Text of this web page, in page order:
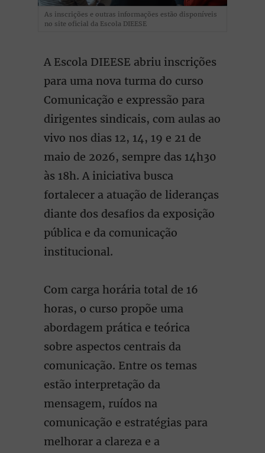
As inscrições e outras informações estão disponíveis
no site oficial da Escola DIEESE
A Escola DIEESE abriu inscrições
para uma nova turma do curso
Comunicação e expressão para
dirigentes sindicais, com aulas ao
vivo nos dias 12, 14, 19 e 21 de
maio de 2026, sempre das 14h30
às 18h. A iniciativa busca
fortalecer a atuação de lideranças
diante dos desafios da exposição
pública e da comunicação
institucional.
Com carga horária total de 16
horas, o curso propõe uma
abordagem prática e teórica
sobre aspectos centrais da
comunicação. Entre os temas
estão interpretação da
mensagem, ruídos na
comunicação e estratégias para
melhorar a clareza e a